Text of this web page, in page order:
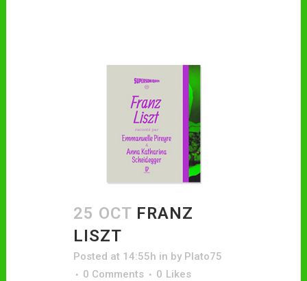
25 OCT FRANZ
LISZT
Posted at 14:55h in by Plato75
0 Comments
0 Likes